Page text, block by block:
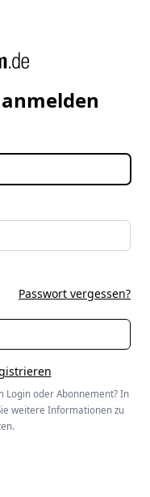
Passwort vergessen?
Login oder Abonnement? In
weitere Informationen zu